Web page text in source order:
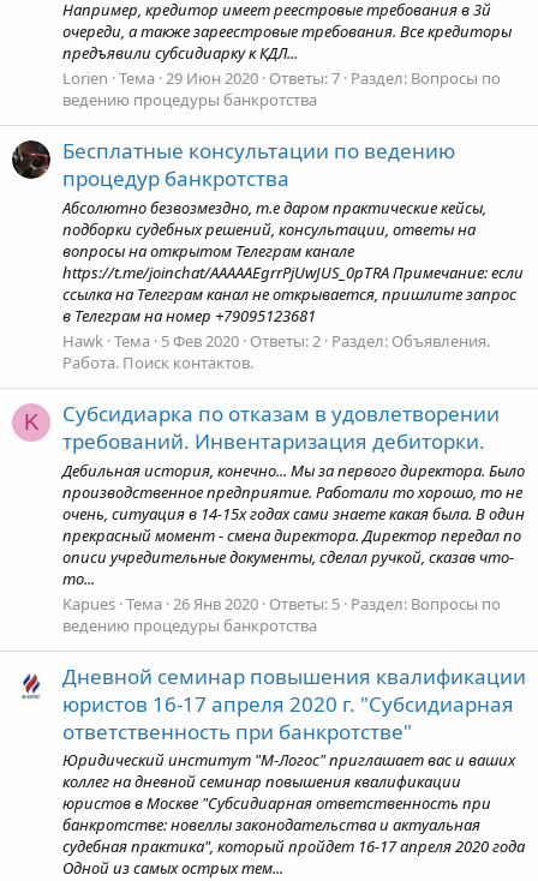
Например, кредитор имеет реестровые требования в 3й
очереди, а также зареестровые требования. Все кредиторы
предъявили субсидиарку к КДЛ...
Lorien Тема 29 Июн 2020 Ответы: 7 Раздел: Вопросы по
ведению процедуры банкротства
Бесплатные консультации по ведению
процедур банкротства
Абсолютно безвозмездно, т.е даром практические кейсы,
подборки судебных решений, консультации, ответы на
вопросы на открытом Телеграм канале
https://t.me/joinchat/AAAAAEgrrPjUwJUS_0pTRA Примечание: если
ссылка на Телеграм канал не открывается, пришлите запрос
в Телеграм на номер +79095123681
Hawk Тема 5 Фев 2020 Ответы: 2 Раздел: Объявления.
Работа. Поиск контактов.
K
Субсидиарка по отказам в удовлетворении
требований. Инвентаризация дебиторки.
Дебильная история, конечно... Мы за первого директора. Было
производственное предприятие. Работали то хорошо, то не
очень, ситуация в 14-15х годах сами знаете какая была. В один
прекрасный момент - смена директора. Директор передал по
описи учредительные документы, сделал ручкой, сказав что-
то...
Kapues Тема 26 Янв 2020 Ответы: 5 Раздел: Вопросы по
ведению процедуры банкротства
Дневной семинар повышения квалификации
юристов 16-17 апреля 2020 г. "Субсидиарная
ответственность при банкротстве"
Юридический институт "М-Логос" приглашает вас и ваших
коллег на дневной семинар повышения квалификации
юристов в Москве "Субсидиарная ответственность при
банкротстве: новеллы законодательства и актуальная
судебная практика", который пройдет 16-17 апреля 2020 года
Одной из самых острых тем...